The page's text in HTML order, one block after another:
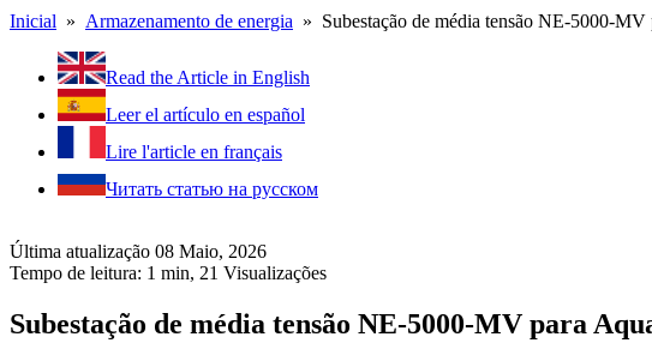
Inicial » Armazenamento de energia » Subestação de média tensão NE-5000-MV
Read the Article in English
Leer el artículo en español
Lire l'article en français
Читать статью на русском
Última atualização 08 Maio, 2026
Tempo de leitura: 1 min, 21 Visualizações
Subestação de média tensão NE-5000-MV para